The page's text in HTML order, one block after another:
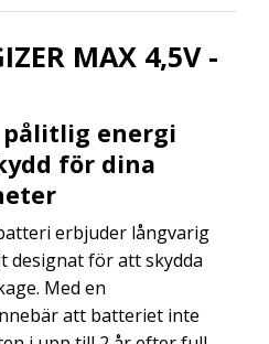
MAX 4,5V -
pålitlig energi
för dina
erbjuder långvarig
designat för att skydda
Med en
att batteriet inte